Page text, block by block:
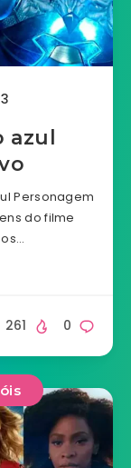
Personagem
do filme
0
261